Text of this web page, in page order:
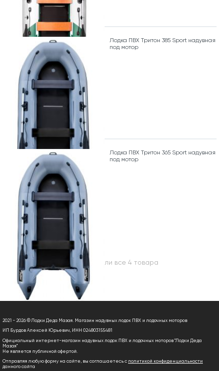
Лодка ПВХ Тритон 385 Sport надувная
под мотор
Лодка ПВХ Тритон 365 Sport надувная
под мотор
Вы посмотрели все 4 товара
2021 - 2026 © Лодки Деда Мазая. Магазин надувных лодок ПВХ и лодочных моторов
ИП Бурдов Алексей Юрьевич, ИНН 024803155481
Официальный интернет-магазин надувных лодок ПВХ и лодочных моторов "Лодки Деда
Мазая"
Не является публичной офертой.
Отправляя любую форму на сайте, вы соглашаетесь с политикой конфиденциальности
данного сайта